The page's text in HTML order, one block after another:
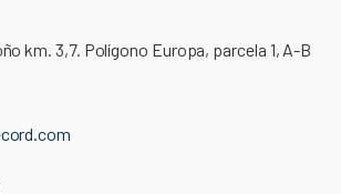
km. 3,7. Polígono Europa, parcela 1, A-B